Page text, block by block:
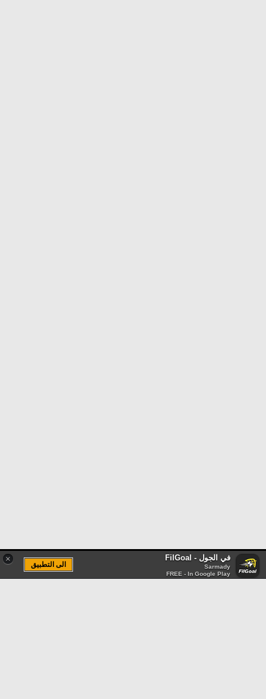
× في الجول - FilGoal
Sarmady
FREE - In Google Play
الى التطبيق